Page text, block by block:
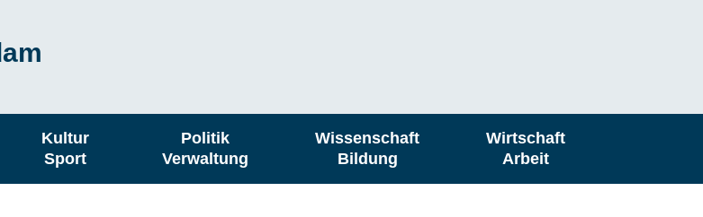
Kultur
Sport
Politik
Verwaltung
Wissenschaft
Bildung
Wirtschaft
Arbeit